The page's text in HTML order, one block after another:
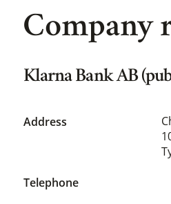
Company
Klarna Bank AB
Address
Telephone